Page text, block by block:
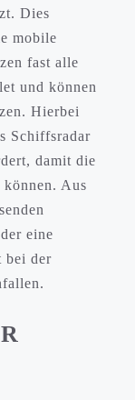
Dies
mobile
fast alle
und können
Hierbei
Schiffsradar
damit die
Aus
eine
bei der